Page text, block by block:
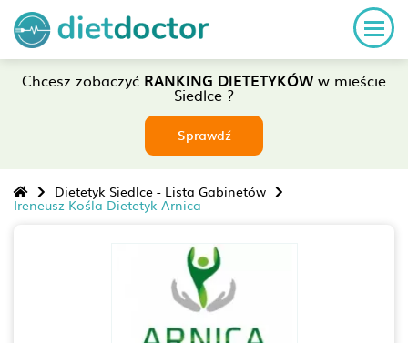
Chcesz zobaczyć RANKING DIETETYKÓWw mieście
Siedlce ?
Sprawdź
Dietetyk Siedlce - Lista Gabinetów
Ireneusz Kośla Dietetyk Arnica